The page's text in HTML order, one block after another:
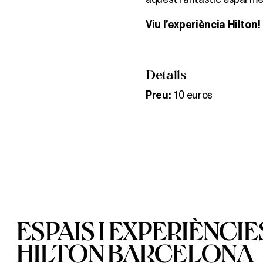
Viu l’experiència Hilton!
Detalls
Preu: 10 euros
ESPAIS I
HILTON BARCELONA